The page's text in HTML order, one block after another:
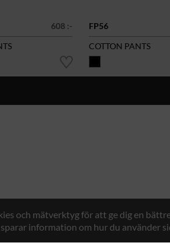
608 :-
FP56
COTTON PANTS
och mätverktyg för att ge dig en
information om hur du använder